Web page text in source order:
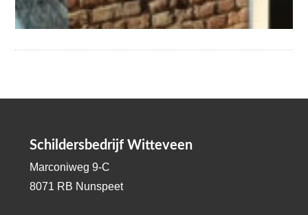
Schildersbedrijf Witteveen
Marconiweg 9-C
8071 RB Nunspeet